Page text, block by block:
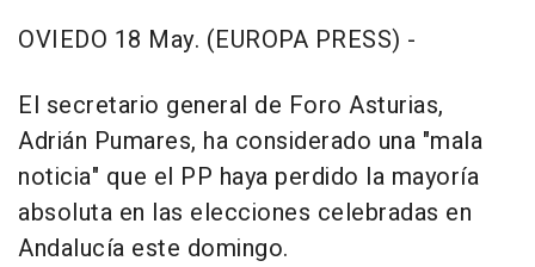
OVIEDO 18 May. (EUROPA PRESS) -
El secretario general de Foro Asturias,
Adrián Pumares, ha considerado una "mala
noticia" que el PP haya perdido la mayoría
absoluta en las elecciones celebradas en
Andalucía este domingo.